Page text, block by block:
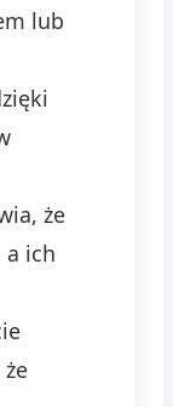
lub
że
a ich